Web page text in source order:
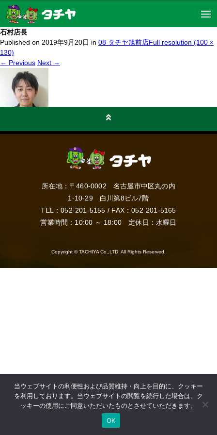
石村店長
Published on 2019年9月20日 in 08 タチヤ旭前店Full resolution (100 ×
130)
← Previous Next →
所在地：〒460-0002 名古屋市中区丸の内
1-10-29 白川第8ビル7階
TEL：052-201-5155 / FAX：052-201-5165
営業時間：10:00 ～ 18:00 定休日：水曜日
Copyright © TACHIYA Co.,LTD. All Rights Reserved.
当ウェブサイトの利便性および品質維持・向上を目的に、クッキー
を利用しております。当ウェブサイトの閲覧を続行した場合は、ク
ッキーの使用にご同意いただいたものとさせていただきます。
OK